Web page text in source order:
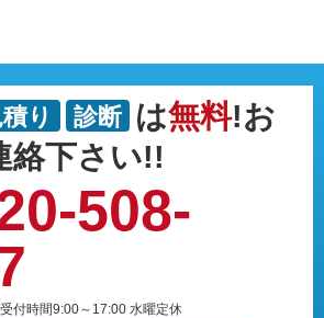
り 診断 は無料!お
絡下さい!!
508-
付時間9:00～17:00 水曜定休